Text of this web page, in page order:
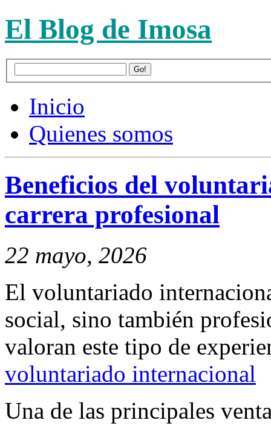
El Blog de Imosa
Inicio
Quienes somos
Beneficios del
carrera profesional
22 mayo, 2026
El voluntariado
social, sino también
valoran este tipo de
voluntariado internacional
Una de las principales